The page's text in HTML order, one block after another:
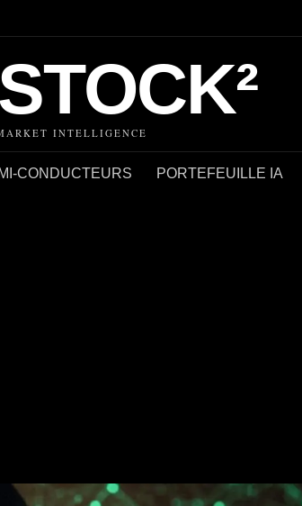
INTELLIGENCE
CONDUCTEURS PORTEFEUILLE IA